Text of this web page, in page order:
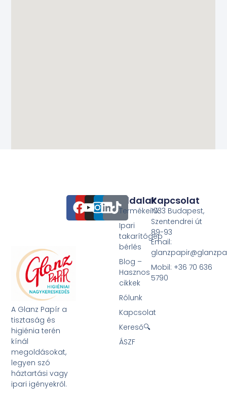
A Glanz Papír a
tisztaság és
higiénia terén
kínál
megoldásokat,
legyen szó
háztartási vagy
ipari igényekről.
Oldalak
Termékeink
Ipari
takarítógép
bérlés
Blog –
Hasznos
cikkek
Rólunk
Kapcsolat
Kereső🔍
ÁSZF
Kapcsolat
1033 Budapest,
Szentendrei út
89-93
Email:
Mobil: +36 70 636
5790